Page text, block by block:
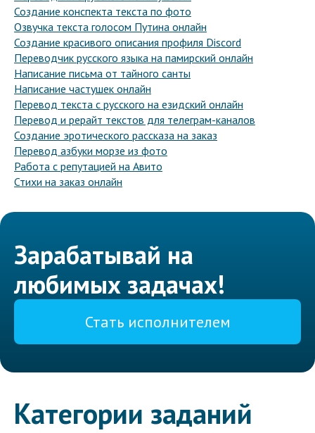
Создание конспекта текста по фото
Озвучка текста голосом Путина онлайн
Создание красивого описания профиля Discord
Переводчик русского языка на памирский онлайн
Написание письма от тайного санты
Написание частушек онлайн
Перевод текста с русского на езидский онлайн
Перевод и рерайт текстов для телеграм-каналов
Создание эротического рассказа на заказ
Перевод азбуки морзе из фото
Работа с репутацией на Авито
Стихи на заказ онлайн
Зарабатывай на
любимых задачах!
Стать исполнителем
Категории заданий